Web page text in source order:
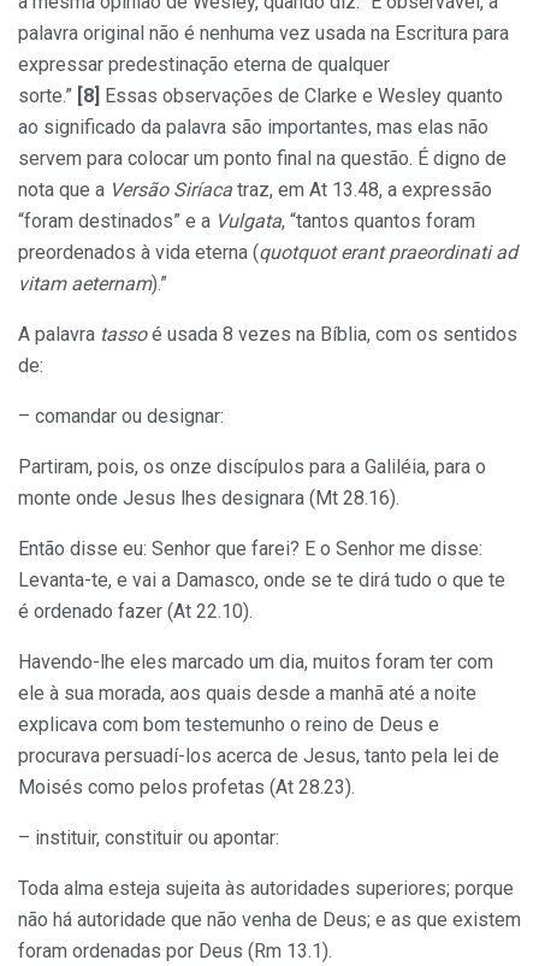
palavra original não é nenhuma vez usada na Escritura para
expressar predestinação eterna de qualquer
sorte.” [8]
Essas observações de Clarke e Wesley quanto
ao significado da palavra são importantes, mas elas não
servem para colocar um ponto final na questão. É digno de
nota que a Versão Siríaca traz, em At 13.48, a expressão
“foram destinados” e a Vulgata, “tantos quantos foram
preordenados à vida eterna (quotquot erant praeordinati ad
vitam aeternam).”
A palavra tassoé usada 8 vezes na Bíblia, com os sentidos
de:
– comandar ou designar:
Partiram, pois, os onze discípulos para a Galiléia, para o
monte onde Jesus lhes designara (Mt 28.16).
Então disse eu: Senhor que farei? E o Senhor me disse:
Levanta-te, e vai a Damasco, onde se te dirá tudo o que te
é ordenado fazer (At 22.10).
Havendo-lhe eles marcado um dia, muitos foram ter com
ele à sua morada, aos quais desde a manhã até a noite
explicava com bom testemunho o reino de Deus e
procurava persuadí-los acerca de Jesus, tanto pela lei de
Moisés como pelos profetas (At 28.23).
– instituir, constituir ou apontar:
Toda alma esteja sujeita às autoridades superiores; porque
não há autoridade que não venha de Deus; e as que existem
foram ordenadas por Deus (Rm 13.1).